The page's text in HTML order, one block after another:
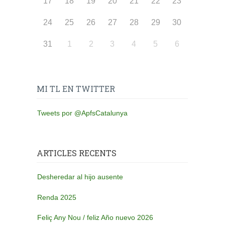
24 25 26 27 28 29 30
31 1 2 3 4 5 6
MI TL EN TWITTER
Tweets por @ApfsCatalunya
ARTICLES RECENTS
Desheredar al hijo ausente
Renda 2025
Feliç Any Nou / feliz Año nuevo 2026